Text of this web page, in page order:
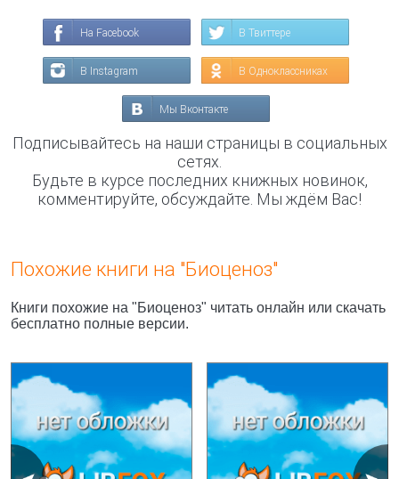
На Facebook В Твиттере
В Instagram В Одноклассниках
Мы Вконтакте
Подписывайтесь на наши страницы в социальных
сетях.
Будьте в курсе последних книжных новинок,
комментируйте, обсуждайте. Мы ждём Вас!
Похожие книги на "Биоценоз"
Книги похожие на "Биоценоз" читать онлайн или скачать
бесплатно полные версии.